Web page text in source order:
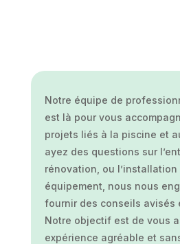
Notre équipe de
est là pour vous
projets liés à la piscine et
ayez des questions sur
rénovation, ou l’installation
équipement, nous nous
fournir des conseils avisés
Notre objectif est de vous
expérience agréable et